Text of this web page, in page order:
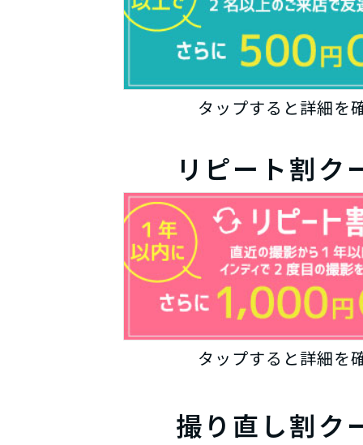
タップすると詳細を
リピート割ク
タップすると詳細を
撮り直し割ク